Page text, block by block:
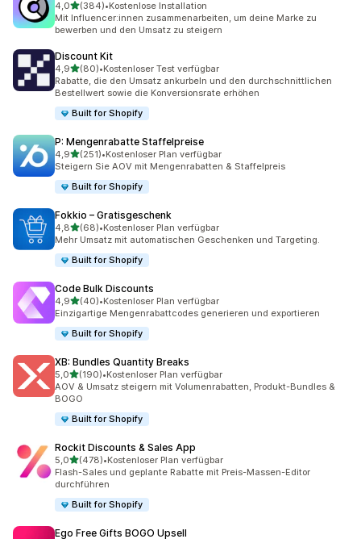
4,0von 5 Sternen
(384)
384 Rezensionen insgesamt
•Kostenlose Installation
Mit Influencer:innen zusammenarbeiten, um deine Marke zu
bewerben und den Umsatz zu steigern
Discount Kit
4,9von 5 Sternen
(80)
80 Rezensionen insgesamt
•Kostenloser Test verfügbar
Rabatte, die den Umsatz ankurbeln und den durchschnittlichen
Bestellwert sowie die Konversionsrate erhöhen
Built for Shopify
P: Mengenrabatte Staffelpreise
4,9von 5 Sternen
(251)
251 Rezensionen insgesamt
•Kostenloser Plan verfügbar
Steigern Sie AOV mit Mengenrabatten & Staffelpreis
Built for Shopify
Fokkio – Gratisgeschenk
4,8von 5 Sternen
(68)
68 Rezensionen insgesamt
•Kostenloser Plan verfügbar
Mehr Umsatz mit automatischen Geschenken und Targeting.
Built for Shopify
Code Bulk Discounts
4,9von 5 Sternen
(40)
40 Rezensionen insgesamt
•Kostenloser Plan verfügbar
Einzigartige Mengenrabattcodes generieren und exportieren
Built for Shopify
XB: Bundles Quantity Breaks
5,0von 5 Sternen
(190)
190 Rezensionen insgesamt
•Kostenloser Plan verfügbar
AOV & Umsatz steigern mit Volumenrabatten, Produkt-Bundles &
BOGO
Built for Shopify
Rockit Discounts & Sales App
5,0von 5 Sternen
(478)
478 Rezensionen insgesamt
•Kostenloser Plan verfügbar
Flash-Sales und geplante Rabatte mit Preis-Massen-Editor
durchführen
Built for Shopify
Ego Free Gifts BOGO Upsell